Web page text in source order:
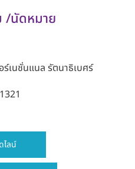
/นัดหมาย
ร์เนชั่นแนล รัตนาธิเบศร์
ไลน์